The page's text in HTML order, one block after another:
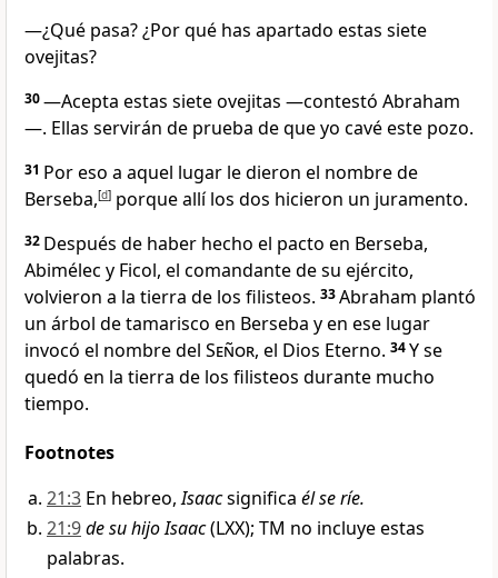
—¿Qué pasa? ¿Por qué has apartado estas siete
ovejitas?
30—Acepta estas siete ovejitas —contestó Abraham
—. Ellas servirán de prueba de que yo cavé este pozo.
31 Por eso a aquel lugar le dieron el nombre de
Berseba,[d] porque allí los dos hicieron un juramento.
32 Después de haber hecho el pacto en Berseba,
Abimélec y Ficol, el comandante de su ejército,
volvieron a la tierra de los filisteos. 33Abraham plantó
un árbol de tamarisco en Berseba y en ese lugar
invocó el nombre del Señor, el Dios Eterno. 34Y se
quedó en la tierra de los filisteos durante mucho
tiempo.
Footnotes
21:3 En hebreo,Isaacsignifica él se ríe.
21:9de su hijo Isaac(LXX); TM no incluye estas
palabras.